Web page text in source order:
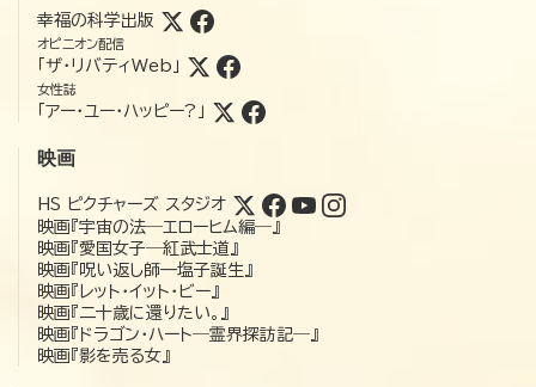
幸福の科学出版
オピニオン配信
「ザ・リバティWeb」
女性誌
「アー・ユー・ハッピー?」
映画
HS ピクチャーズ スタジオ
映画『宇宙の法―エローヒム編―』
映画『愛国女子―紅武士道』
映画『呪い返し師—塩子誕生』
映画『レット・イット・ビー』
映画『二十歳に還りたい。』
映画『ドラゴン・ハート―霊界探訪記―』
映画『影を売る女』